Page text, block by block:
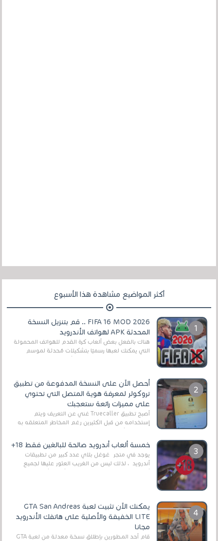
أكثر المواضيع مشاهدة هذا الأسبوع
FIFA 16 MOD 2026 .. قم بتنزيل النسخة
المحدثة APK لهواتف الأندرويد
هناك بالفعل بعض ألعاب كرة القدم للهواتف المحمولة
التي يمكنك لعبها رسميًا بتشكيلات مُحدثة لموسم
أحصل الآن على النسخة المدفوعة من تطبيق
تروكولر لمعرفة هوية المتصل التي تحتوي
على مميزات رائعة ستعجبك
أصبح تطبيق Truecaller غني عن التعريف ويتم
إستخدامه من قبل الكثيرين رغم المخاطر المتعلقه به
خمسة ألعاب أندرويد صالحة للبالغين فقط 18+
يوجد في متجر غوغل بلاي عدد كبير من تطبيقات
أندرويد ، لذلك ليس من الغريب العثور عليها لجميع
يمكنك الآن تثبيت لعبة GTA San Andreas
LITE الخفيفة والأصلية على هاتفك الأندرويد
مجانا
قام أحد المطورين بإطلاق نسخة معدلة من لعبة GTA